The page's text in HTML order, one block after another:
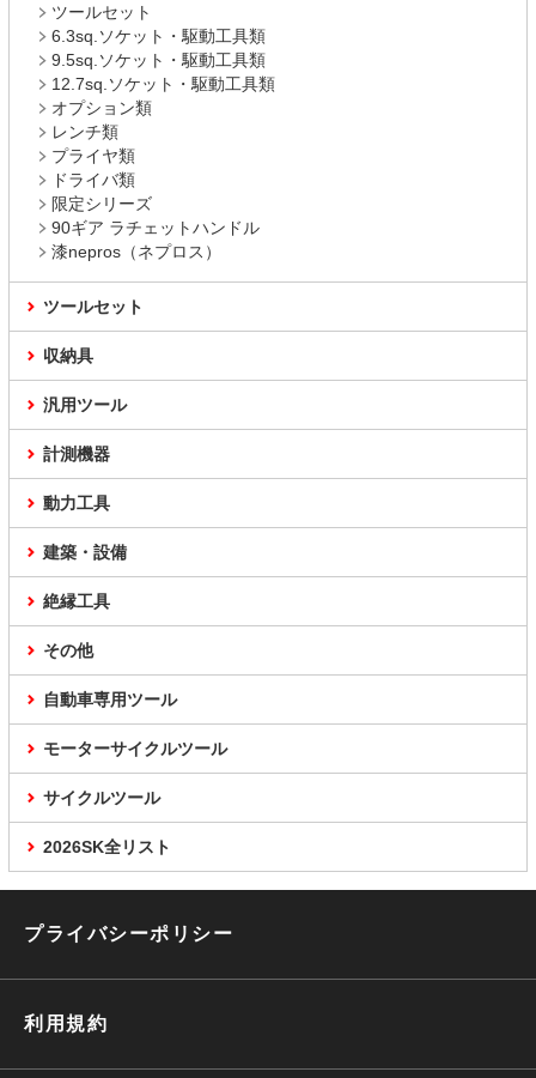
ツールセット
6.3sq.ソケット・駆動工具類
9.5sq.ソケット・駆動工具類
12.7sq.ソケット・駆動工具類
オプション類
レンチ類
プライヤ類
ドライバ類
限定シリーズ
90ギア ラチェットハンドル
漆nepros（ネプロス）
ツールセット
収納具
汎用ツール
計測機器
動力工具
建築・設備
絶縁工具
その他
自動車専用ツール
モーターサイクルツール
サイクルツール
2026SK全リスト
プライバシーポリシー
利用規約